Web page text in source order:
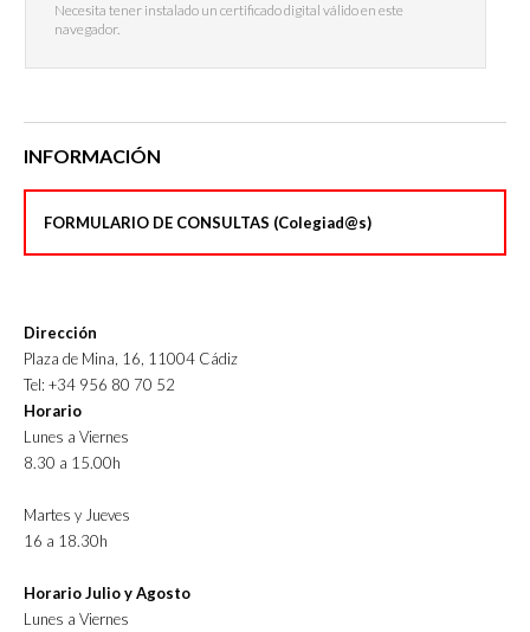
Necesita tener instalado un certificado digital válido en este
navegador.
INFORMACIÓN
FORMULARIO DE CONSULTAS (Colegiad@s)
Dirección
Plaza de Mina, 16, 11004 Cádiz
Tel: +34 956 80 70 52
Horario
Lunes a Viernes
8.30 a 15.00h
Martes y Jueves
16 a 18.30h
Horario Julio y Agosto
Lunes a Viernes